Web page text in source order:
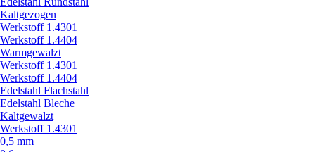
Kaltgezogen
Werkstoff 1.4301
Werkstoff 1.4404
Warmgewalzt
Werkstoff 1.4301
Werkstoff 1.4404
Edelstahl Flachstahl
Edelstahl Bleche
Kaltgewalzt
Werkstoff 1.4301
0,5 mm